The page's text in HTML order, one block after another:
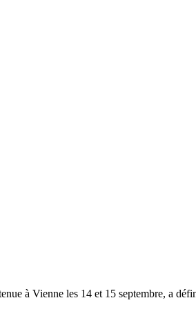
à Vienne les 14 et 15 septembre, a